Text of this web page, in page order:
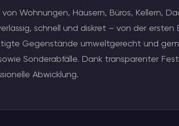
Wohnungen, Häusern, Büros, Kellern,
schnell und diskret – von der ersten
Gegenstände umweltgerecht und
Sonderabfälle. Dank transparenter
Abwicklung.